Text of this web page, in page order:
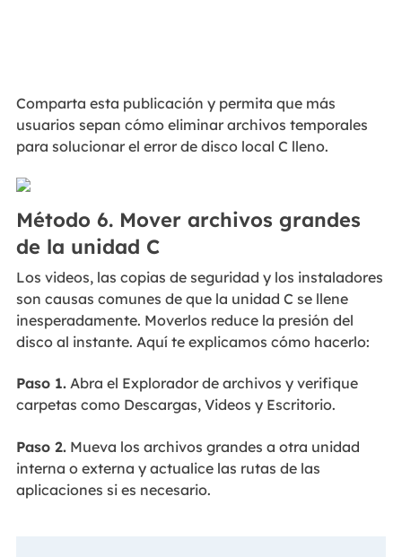
Comparta esta publicación y permita que más
usuarios sepan cómo eliminar archivos temporales
para solucionar el error de disco local C lleno.
Método 6. Mover archivos grandes
de la unidad C
Los videos, las copias de seguridad y los instaladores
son causas comunes de que la unidad C se llene
inesperadamente. Moverlos reduce la presión del
disco al instante. Aquí te explicamos cómo hacerlo:
Paso 1.Abra el Explorador de archivos y verifique
carpetas como Descargas, Videos y Escritorio.
Paso 2.Mueva los archivos grandes a otra unidad
interna o externa y actualice las rutas de las
aplicaciones si es necesario.